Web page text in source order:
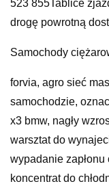
523 855Tablice
drogę powrotną
Samochody
forvia, agro sieć
samochodzie,
x3 bmw, nagły
warsztat do
wypadanie
koncentrat do